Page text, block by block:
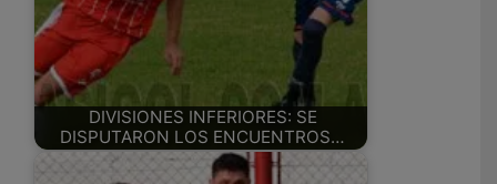
DIVISIONES INFERIORES: SE
DISPUTARON LOS ENCUENTROS…